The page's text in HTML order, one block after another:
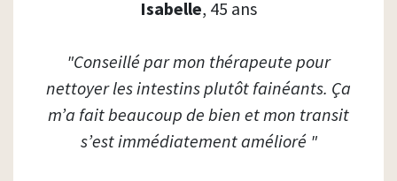
Isabelle, 45 ans
"Conseillé par mon thérapeute pour
nettoyer les intestins plutôt fainéants. Ça
m’a fait beaucoup de bien et mon transit
s’est immédiatement amélioré "